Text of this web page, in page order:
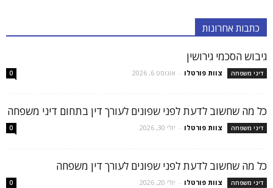
כתבות אחרונות
גיבוש הסכמי גירושין
דיני משפחה צוות פורטלו - אוגוסט 6, 2026 0
כל מה שחשוב לדעת לפני שפונים לעורך דין בתחום דיני משפחה
דיני משפחה צוות פורטלו - יולי 30, 2026 0
כל מה שחשוב לדעת לפני שפונים לעורך דין משפחה
דיני משפחה צוות פורטלו - יולי 20, 2026 0